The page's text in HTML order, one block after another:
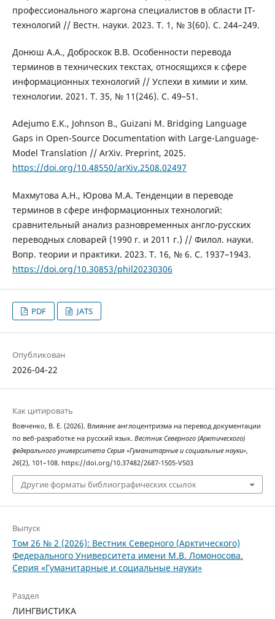
профессионального жаргона специалистов в области IT-
технологий // Вестн. науки. 2023. Т. 1, № 3(60). С. 244–249.
Донюш А.А., Доброскок В.В. Особенности перевода
терминов в технических текстах, относящихся к сфере
информационных технологий // Успехи в химии и хим.
технологии. 2021. Т. 35, № 11(246). С. 49–51.
Adejumo E.K., Johnson B., Guizani M. Bridging Language
Gaps in Open-Source Documentation with Large-Language-
Model Translation // ArXiv. Preprint, 2025.
https://doi.org/10.48550/arXiv.2508.02497
Махмутова А.Н., Юрова М.А. Тенденции в переводе
терминов в сфере информационных технологий:
сравнительный анализ разновременных англо-русских
переводных словарей (1990 г. и 2011 г.) // Филол. науки.
Вопр. теории и практики. 2023. Т. 16, № 6. С. 1937–1943.
https://doi.org/10.30853/phil20230306
PDF JATS
Опубликован
2026-04-22
Как цитировать
Вовченко, В. Е. (2026). Влияние англоцентризма на перевод документации
по веб-разработке на русский язык. Вестник Северного (Арктического)
федерального университета Серия «Гуманитарные и социальные науки»,
26(2), 101–108. https://doi.org/10.37482/2687-1505-V503
Другие форматы библиографических ссылок
Выпуск
Том 26 № 2 (2026): Вестник Северного (Арктического)
Федерального Университета имени М.В. Ломоносова.
Серия «Гуманитарные и социальные науки»
Раздел
ЛИНГВИСТИКА